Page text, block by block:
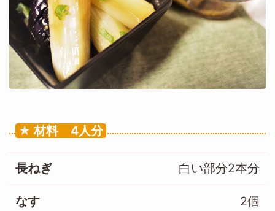
材料 4人分
長ねぎ 白い部分2本分
なす 2個